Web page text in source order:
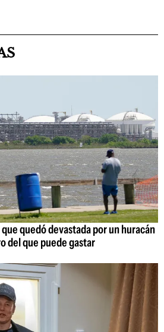
que quedó devastada por un huracán
del que puede gastar